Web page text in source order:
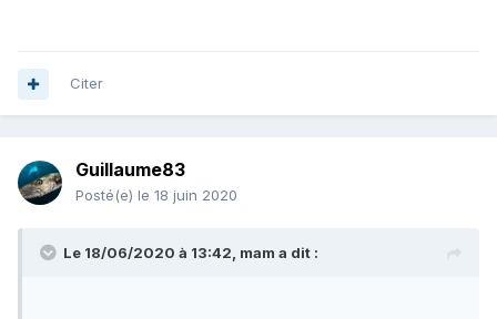
Citer
Guillaume83
Posté(e) le 18 juin 2020
Le 18/06/2020 à 13:42, mam a dit :